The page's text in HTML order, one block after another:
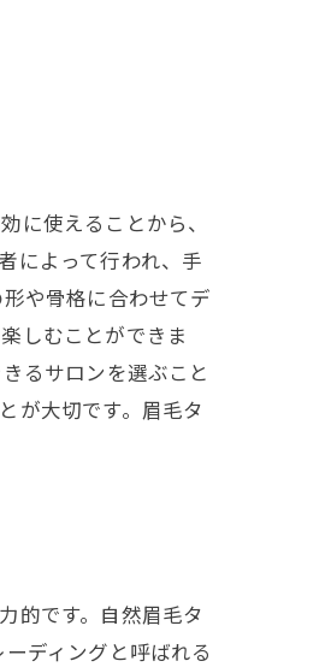
に使えることから、
によって行われ、手
や骨格に合わせてデ
しむことができま
るサロンを選ぶこと
が大切です。眉毛タ
的です。自然眉毛タ
ディングと呼ばれる